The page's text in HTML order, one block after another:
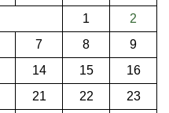
1
2
7 8
9
14 15
16
21 22
23